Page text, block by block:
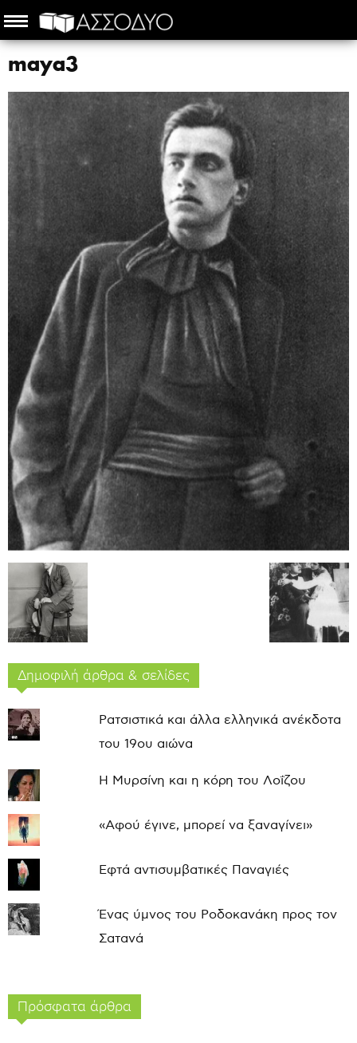
maya3
Δημοφιλή άρθρα & σελίδες
Ρατσιστικά και άλλα ελληνικά ανέκδοτα
του 19ου αιώνα
Η Μυρσίνη και η κόρη του Λοΐζου
«Αφού έγινε, μπορεί να ξαναγίνει»
Εφτά αντισυμβατικές Παναγιές
Ένας ύμνος του Ροδοκανάκη προς τον
Σατανά
Πρόσφατα άρθρα